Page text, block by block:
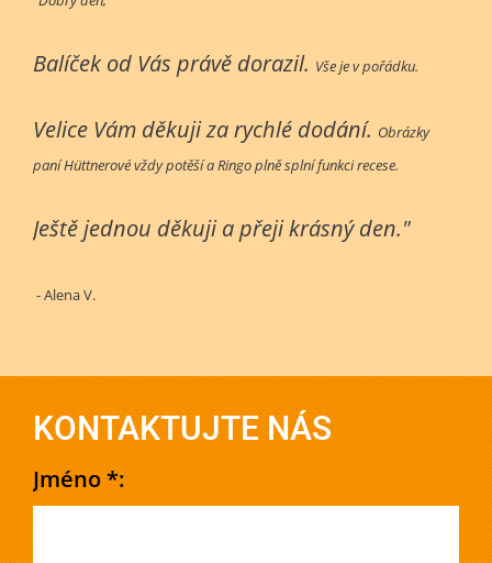
Balíček od Vás právě dorazil. Vše je v pořádku.
Velice Vám děkuji za rychlé dodání. Obrázky
paní Hüttnerové vždy potěší a Ringo plně splní funkci recese.
Ještě jednou děkuji a přeji krásný den."
- Alena V.
KONTAKTUJTE NÁS
Jméno *: